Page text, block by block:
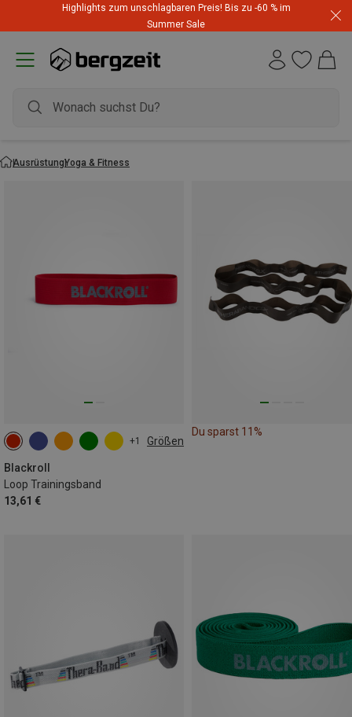
Highlights zum unschlagbaren Preis! Bis zu -60 % im
Summer Sale
AusrüstungYoga & Fitness
+1 Größen
Blackroll
Loop Trainingsband
13,61 €
ONE SIZE
Du sparst 11%